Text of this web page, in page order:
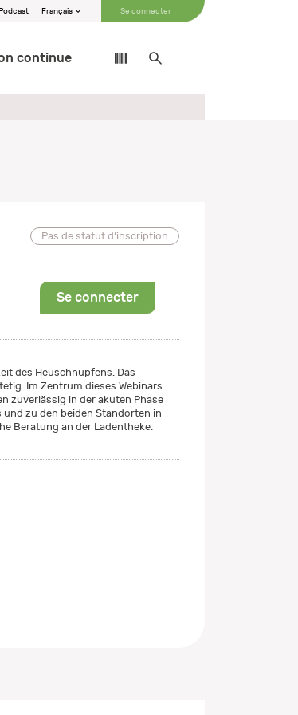
Français Se connecter
continue
Pas de statut d’inscription
Se connecter
des Heuschnupfens. Das
Im Zentrum dieses Webinars
zuverlässig in der akuten Phase
und zu den beiden Standorten in
Beratung an der Ladentheke.